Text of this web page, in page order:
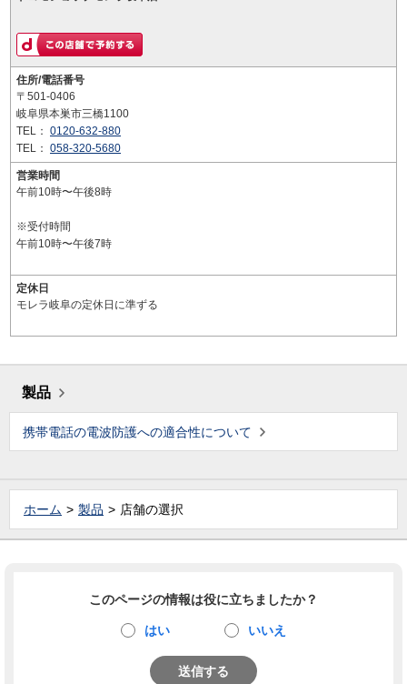
住所/電話番号
〒501-0406
岐阜県本巣市三橋1100
TEL： 0120-632-880
TEL： 058-320-5680
営業時間
午前10時〜午後8時
※受付時間
午前10時〜午後7時
定休日
モレラ岐阜の定休日に準ずる
製品
携帯電話の電波防護への適合性について
ホーム 製品 店舗の選択
このページの情報は役に立ちましたか？
はい いいえ
送信する